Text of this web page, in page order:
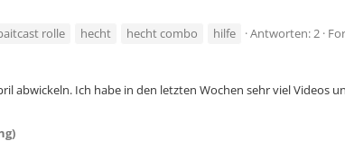
rolle hecht hecht combo hilfe Antworten: 2
Ich habe in den letzten Wochen sehr viel Videos